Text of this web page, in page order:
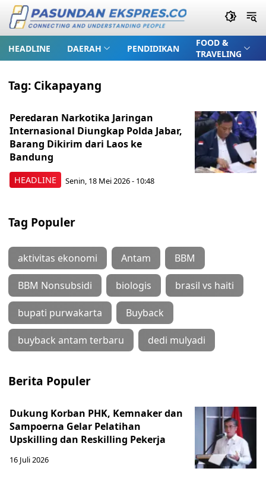
HEADLINE DAERAH PENDIDIKAN
FOOD &
TRAVELING
Tag: Cikapayang
HEADLINE
Peredaran Narkotika Jaringan
Internasional Diungkap Polda Jabar,
Barang Dikirim dari Laos ke
Bandung
Senin, 18 Mei 2026 - 10:48
Tag Populer
aktivitas ekonomi Antam BBM
BBM Nonsubsidi biologis brasil vs haiti
bupati purwakarta Buyback
buyback antam terbaru dedi mulyadi
Berita Populer
Dukung Korban PHK, Kemnaker dan
Sampoerna Gelar Pelatihan
Upskilling dan Reskilling Pekerja
16 Juli 2026